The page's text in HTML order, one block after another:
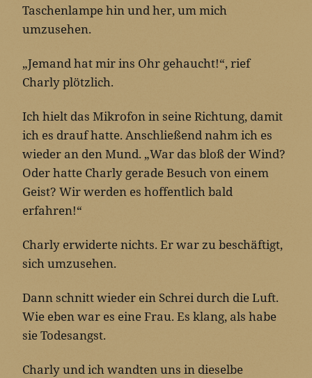
Taschenlampe hin und her, um mich
umzusehen.
„Jemand hat mir ins Ohr gehaucht!“, rief
Charly plötzlich.
Ich hielt das Mikrofon in seine Richtung, damit
ich es drauf hatte. Anschließend nahm ich es
wieder an den Mund. „War das bloß der Wind?
Oder hatte Charly gerade Besuch von einem
Geist? Wir werden es hoffentlich bald
erfahren!“
Charly erwiderte nichts. Er war zu beschäftigt,
sich umzusehen.
Dann schnitt wieder ein Schrei durch die Luft.
Wie eben war es eine Frau. Es klang, als habe
sie Todesangst.
Charly und ich wandten uns in dieselbe